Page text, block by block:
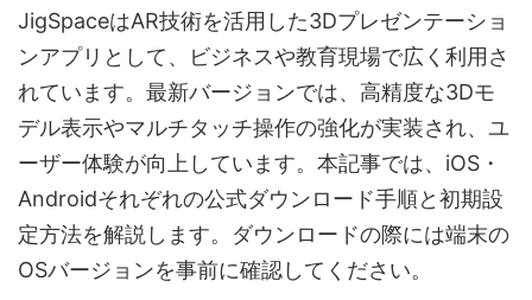
JigSpaceはAR技術を活用した3Dプレゼンテーショ
ンアプリとして、ビジネスや教育現場で広く利用さ
れています。最新バージョンでは、高精度な3Dモ
デル表示やマルチタッチ操作の強化が実装され、ユ
ーザー体験が向上しています。本記事では、iOS・
Androidそれぞれの公式ダウンロード手順と初期設
定方法を解説します。ダウンロードの際には端末の
OSバージョンを事前に確認してください。